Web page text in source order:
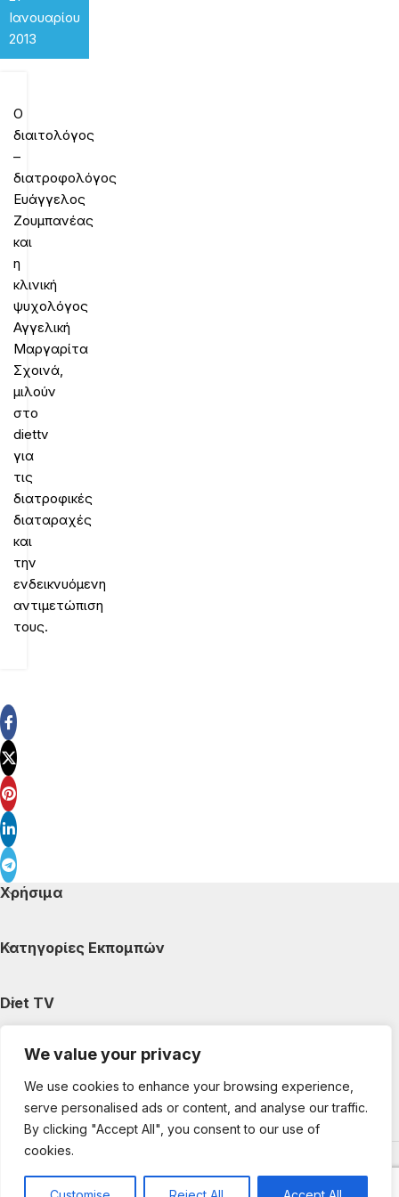
We value your privacy
We use cookies to enhance your browsing experience,
serve personalised ads or content, and analyse our traffic.
By clicking "Accept All", you consent to our use of
cookies.
Ιανουαρίου
2013
Ο
διαιτολόγος
–
διατροφολόγος
Ευάγγελος
Ζουμπανέας
και
η
κλινική
ψυχολόγος
Αγγελική
Μαργαρίτα
Σχοινά,
μιλούν
στο
diettv
για
τις
διατροφικές
διαταραχές
και
την
ενδεικνυόμενη
αντιμετώπιση
τους.
Χρήσιμα
Κατηγορίες Εκπομπών
Diet TV
Κατηγορίες Άρθρων
Ακολουθήστε μας
Copyright © 2025 DietTV. All Rights Reserved.
development by web-idea.gr